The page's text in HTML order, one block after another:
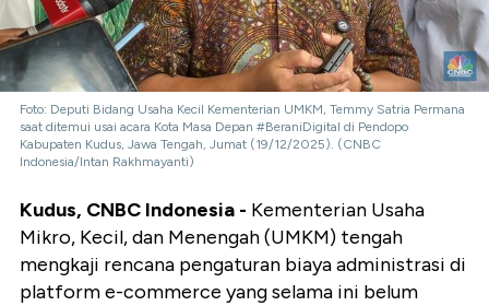
Foto: Deputi Bidang Usaha Kecil Kementerian UMKM, Temmy Satria Permana
saat ditemui usai acara Kota Masa Depan #BeraniDigital di Pendopo
Kabupaten Kudus, Jawa Tengah, Jumat (19/12/2025). (CNBC
Indonesia/Intan Rakhmayanti)
Kudus, CNBC Indonesia - Kementerian Usaha
Mikro, Kecil, dan Menengah (UMKM) tengah
mengkaji rencana pengaturan biaya administrasi di
platform e-commerce yang selama ini belum